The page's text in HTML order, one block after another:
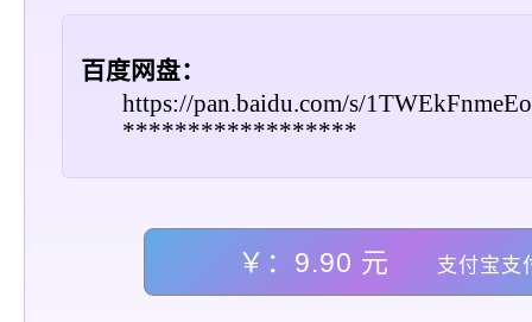
百度网盘：
https://pan.baidu.com/s/
******************
￥：9.90 元 支付宝支